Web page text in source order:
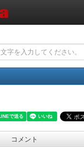
コメント